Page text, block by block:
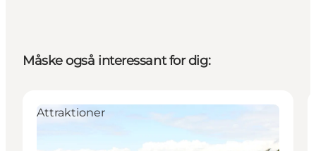
Måske også interessant for dig:
Attraktioner